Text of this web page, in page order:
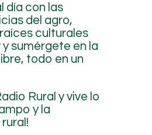
día con las
del agro,
culturales
y sumérgete en la
todo en un
Rural y vive lo
y la